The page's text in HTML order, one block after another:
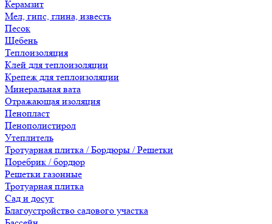
Керамзит
Мел, гипс, глина, известь
Песок
Щебень
Теплоизоляция
Клей для теплоизоляции
Крепеж для теплоизоляции
Минеральная вата
Отражающая изоляция
Пенопласт
Пенополистирол
Утеплитель
Тротуарная плитка / Бордюры / Решетки
Поребрик / бордюр
Решетки газонные
Тротуарная плитка
Сад и досуг
Благоустройство садового участка